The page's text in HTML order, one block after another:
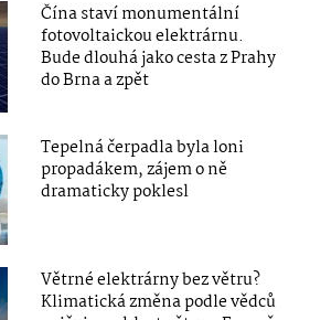
Čína staví monumentální
fotovoltaickou elektrárnu.
Bude dlouhá jako cesta z Prahy
do Brna a zpět
Tepelná čerpadla byla loni
propadákem, zájem o ně
dramaticky poklesl
Větrné elektrárny bez větru?
Klimatická změna podle vědců